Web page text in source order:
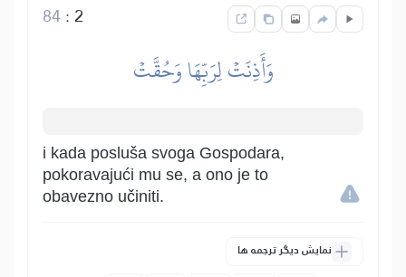
2
:
84
وَأَذِنَتۡ لِرَبِّهَا وَحُقَّتۡ
i kada posluša svoga Gospodara,
pokoravajući mu se, a ono je to
obavezno učiniti.
نمایش دیگر ترجمه ها